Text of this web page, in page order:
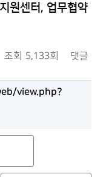
원센터, 업무협약
조회 5,133회
댓글
view.php?